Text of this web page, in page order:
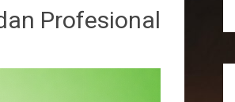
Profesional